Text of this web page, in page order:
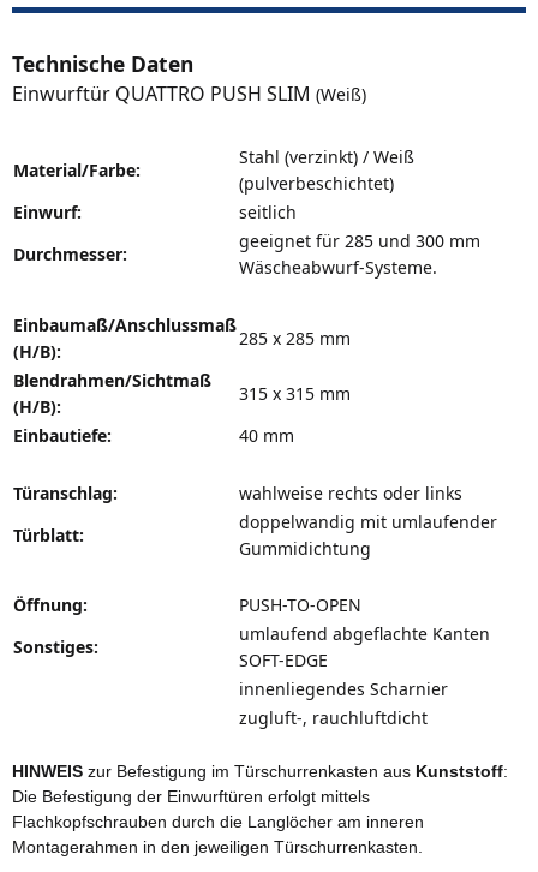
Technische Daten
Einwurftür QUATTRO PUSH SLIM (Weiß)
Material/Farbe:
Stahl (verzinkt) / Weiß
(pulverbeschichtet)
Einwurf:
seitlich
Durchmesser:
geeignet für 285 und 300 mm
Wäscheabwurf-Systeme.
Einbaumaß/Anschlussmaß
(H/B):
285 x 285 mm
Blendrahmen/Sichtmaß
(H/B):
315 x 315 mm
Einbautiefe:
40 mm
Türanschlag:
wahlweise rechts oder links
Türblatt:
doppelwandig mit umlaufender
Gummidichtung
Öffnung:
PUSH-TO-OPEN
Sonstiges:
umlaufend abgeflachte Kanten
SOFT-EDGE
innenliegendes Scharnier
zugluft-, rauchluftdicht
HINWEIS zur Befestigung im Türschurrenkasten aus Kunststoff:
Die Befestigung der Einwurftüren erfolgt mittels
Flachkopfschrauben durch die Langlöcher am inneren
Montagerahmen in den jeweiligen Türschurrenkasten.